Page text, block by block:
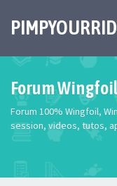
Forum
Forum 100% Wingfoil,
session, videos, tutos,